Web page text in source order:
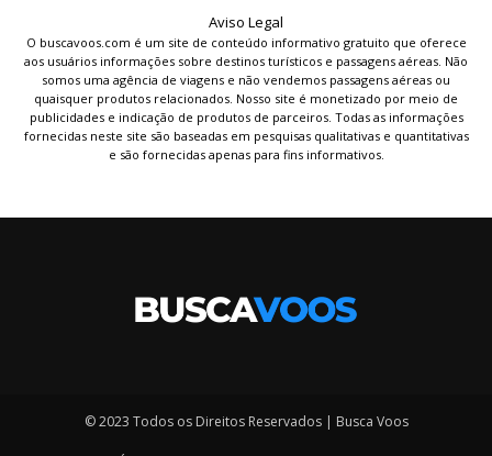
Aviso Legal
O buscavoos.com é um site de conteúdo informativo gratuito que oferece
aos usuários informações sobre destinos turísticos e passagens aéreas. Não
somos uma agência de viagens e não vendemos passagens aéreas ou
quaisquer produtos relacionados. Nosso site é monetizado por meio de
publicidades e indicação de produtos de parceiros. Todas as informações
fornecidas neste site são baseadas em pesquisas qualitativas e quantitativas
e são fornecidas apenas para fins informativos.
© 2023 Todos os Direitos Reservados | Busca Voos